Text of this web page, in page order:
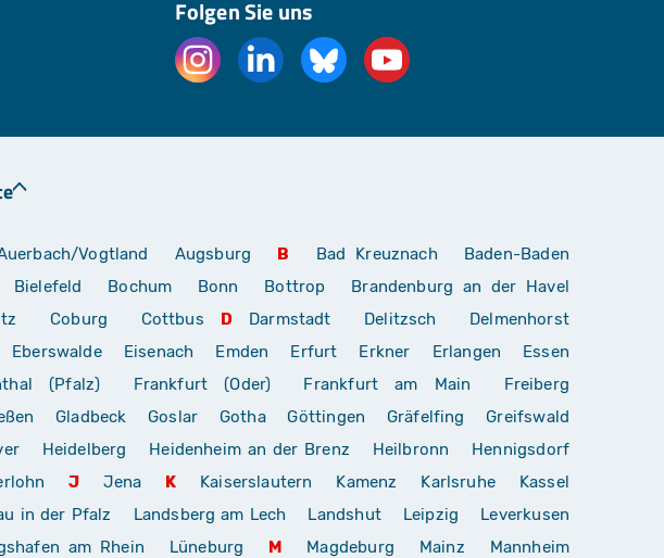
Folgen Sie uns
Vogtland Augsburg B Bad Kreuznach
Baden-Baden
Bielefeld Bochum Bonn Bottrop
Brandenburg an der Havel
Coburg Cottbus D Darmstadt Delitzsch
Delmenhorst
Eberswalde Eisenach Emden Erfurt Erkner Erlangen
Essen
(Pfalz) Frankfurt (Oder) Frankfurt am Main
Freiberg
Gladbeck Goslar Gotha Göttingen Gräfelfing
Greifswald
Heidelberg Heidenheim an der Brenz Heilbronn
Hennigsdorf
J Jena K Kaiserslautern Kamenz Karlsruhe
Kassel
in der Pfalz Landsberg am Lech Landshut Leipzig
Leverkusen
am Rhein Lüneburg M Magdeburg Mainz Mannheim